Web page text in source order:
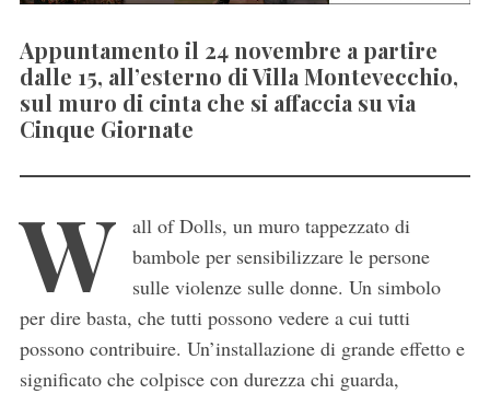
Appuntamento il 24 novembre a partire
dalle 15, all’esterno di Villa Montevecchio,
sul muro di cinta che si affaccia su via
Cinque Giornate
W
all of Dolls, un muro tappezzato di
bambole per sensibilizzare le persone
sulle violenze sulle donne. Un simbolo
per dire basta, che tutti possono vedere a cui tutti
possono contribuire. Un’installazione di grande effetto e
significato che colpisce con durezza chi guarda,